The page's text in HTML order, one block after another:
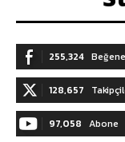
255,324
128,657
97,058 Abone